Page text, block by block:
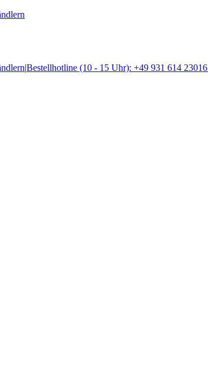
|Bestellhotline (10 - 15 Uhr): +49 931 614 23016